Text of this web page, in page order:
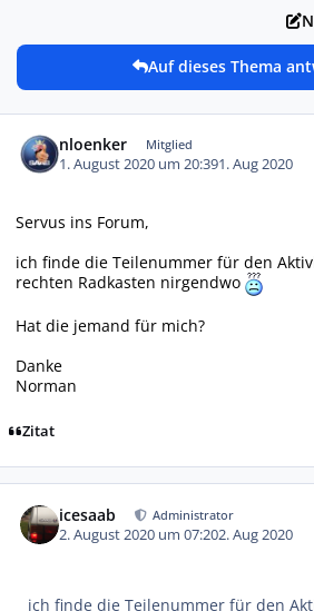
Auf dieses Thema
nloenker Mitglied
1. August 2020 um 20:391. Aug 2020
Servus ins Forum,
ich finde die Teilenummer für den
rechten Radkasten nirgendwo
Hat die jemand für mich?
Danke
Norman
Zitat
icesaab Administrator
2. August 2020 um 07:202. Aug 2020
ich finde die Teilenummer für den